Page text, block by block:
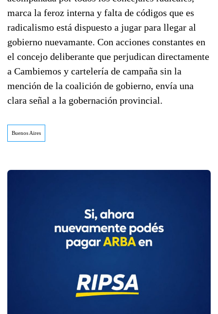
marca la feroz interna y falta de códigos que es
radicalismo está dispuesto a jugar para llegar al
gobierno nuevamante. Con acciones constantes en
el concejo deliberante que perjudican directamente
a Cambiemos y cartelería de campaña sin la
mención de la coalición de gobierno, envía una
clara señal a la gobernación provincial.
Buenos Aires